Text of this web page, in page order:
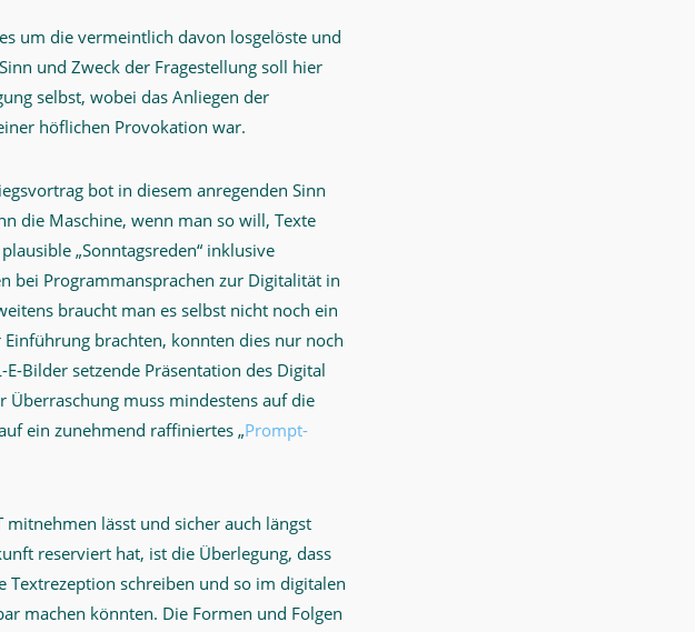
um die vermeintlich davon losgelöste und
und Zweck der Fragestellung soll hier
selbst, wobei das Anliegen der
höflichen Provokation war.
bot in diesem anregenden Sinn
die Maschine, wenn man so will, Texte
„Sonntagsreden“ inklusive
bei Programmansprachen zur Digitalität in
braucht man es selbst nicht noch ein
brachten, konnten dies nur noch
Bilder setzende Präsentation des Digital
Überraschung muss mindestens auf die
ein zunehmend raffiniertes „Prompt-
mitnehmen lässt und sicher auch längst
reserviert hat, ist die Überlegung, dass
Textrezeption schreiben und so im digitalen
machen könnten. Die Formen und Folgen